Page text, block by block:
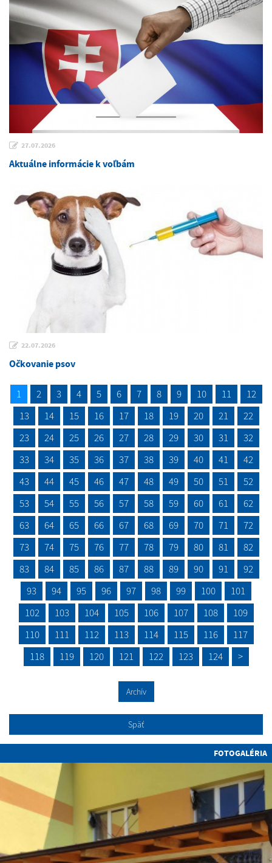
27.07.2026
Aktuálne informácie k voľbám
22.07.2026
Očkovanie psov
1 2 3 4 5 6 7 8 9 10 11
12
13
14 15 16 17 18 19 20 21
22
23
24 25 26 27 28 29 30 31
32
33
34 35 36 37 38 39 40 41
42
43
44 45 46 47 48 49 50 51
52
53
54 55 56 57 58 59 60 61
62
63
64 65 66 67 68 69 70 71
72
73
74 75 76 77 78 79 80 81
82
83
84 85 86 87 88 89 90 91
92
93
94 95 96 97 98 99 100
101
102
103 104 105 106 107 108
109
110
111 112 113 114 115 116
117
118
119 120 121 122 123 124 >
Archív
Späť
FOTOGALÉRIA